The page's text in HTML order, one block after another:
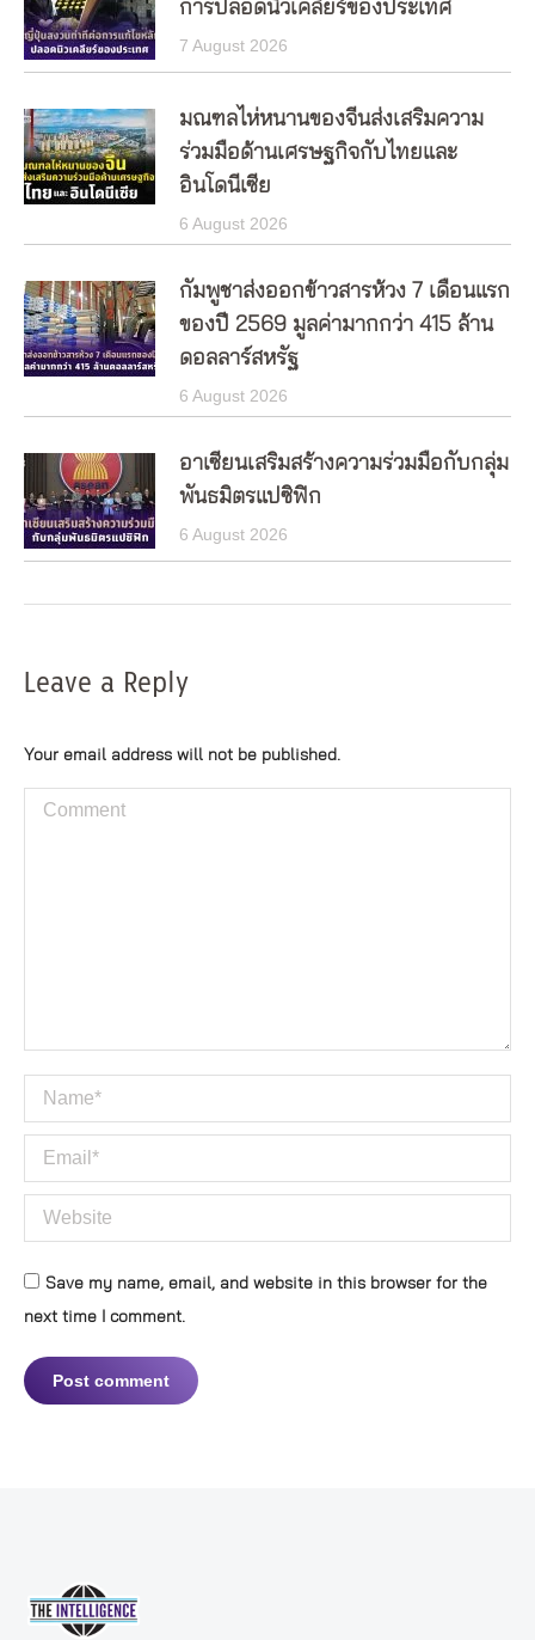
การปลอดนิวเคลียร์ของประเทศ
7 August 2026
มณฑลไห่หนานของจีนส่งเสริมความ
ร่วมมือด้านเศรษฐกิจกับไทยและ
อินโดนีเซีย
6 August 2026
กัมพูชาส่งออกข้าวสารห้วง 7 เดือนแรก
ของปี 2569 มูลค่ามากกว่า 415 ล้าน
ดอลลาร์สหรัฐ
6 August 2026
อาเซียนเสริมสร้างความร่วมมือกับกลุ่ม
พันธมิตรแปซิฟิก
6 August 2026
Leave a Reply
Your email address will not be published.
Comment
Name *
Email *
Website
Save my name, email, and website in this browser for the
next time I comment.
Post comment